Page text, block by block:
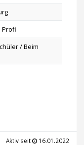
Profi
/ Beim
Aktiv seit 16.01.2022